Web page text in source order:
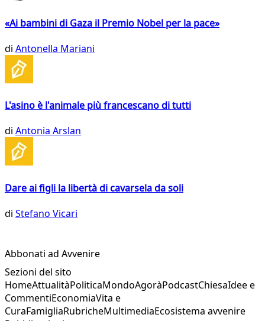
«Ai bambini di Gaza il Premio Nobel per la pace»
di Antonella Mariani
L'asino è l'animale più francescano di tutti
di Antonia Arslan
Dare ai figli la libertà di cavarsela da soli
di Stefano Vicari
Abbonati ad Avvenire
Sezioni del sito
HomeAttualitàPoliticaMondoAgoràPodcastChiesaIdee e
CommentiEconomiaVita e
CuraFamigliaRubricheMultimediaEcosistema avvenire